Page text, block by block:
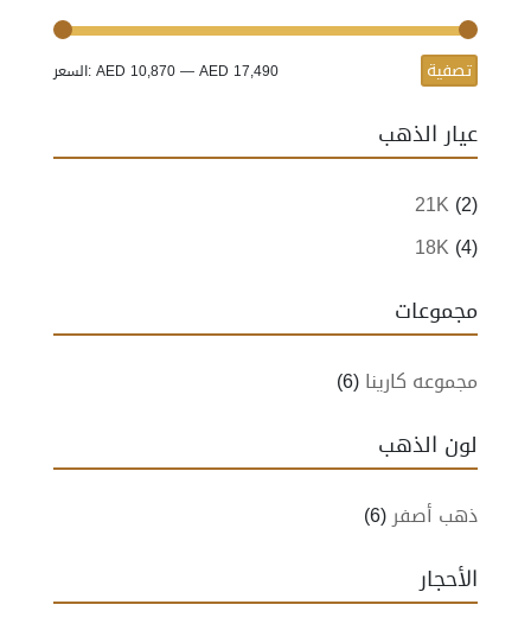
تصفية السعر:AED 10,870—AED 17,490
عيار الذهب
21K(2)
18K(4)
مجموعات
مجموعه كارينا(6)
لون الذهب
ذهب أصفر(6)
الأحجار